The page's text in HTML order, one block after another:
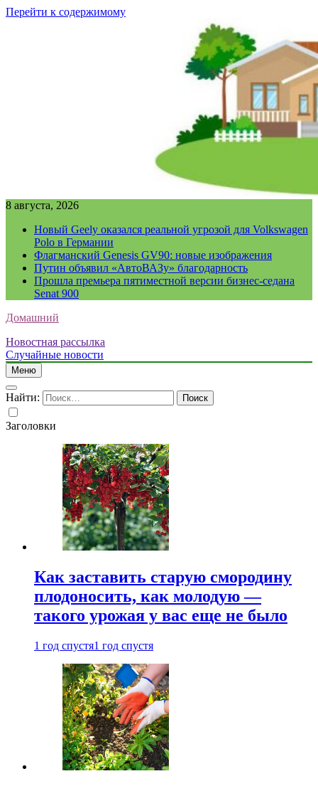
Перейти к содержимому
8 августа, 2026
Новый Geely оказался реальной угрозой для Volkswagen
Polo в Германии
Флагманский Genesis GV90: новые изображения
Путин объявил «АвтоВАЗу» благодарность
Прошла премьера пятиместной версии бизнес-седана
Senat 900
Домашний
Новостная рассылка
Случайные новости
Меню
Найти:
Заголовки
Как заставить старую смородину
плодоносить, как молодую —
такого урожая у вас еще не было
1 год спустя1 год спустя